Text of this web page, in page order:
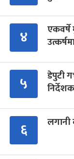
४
एकवर्षे
५
डेपुटी
६ लगानी